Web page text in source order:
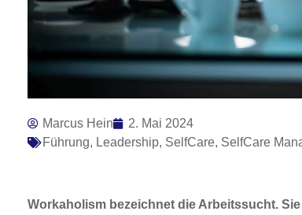
Marcus Hein
2. Mai 2024
Führung, Leadership, SelfCare, SelfCare
Workaholism bezeichnet die Arbeitssucht.